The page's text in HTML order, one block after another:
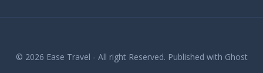
© 2026 Ease Travel - All right Reserved. Published with Ghost